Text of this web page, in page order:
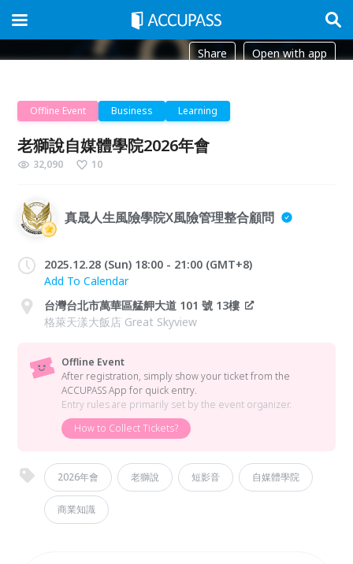
Share Open with app
Offline Event Business Learning
老獅說自媒體學院2026年會
32,090 10
真晟人生風險學院X風險管理整合顧問
2025.12.28 (Sun) 18:00 - 21:00 (GMT+8)
Add To Calendar
台灣台北市萬華區艋舺大道 101 號 13樓
格萊天漾大飯店 Great Skyview
Offline Event
After registration, simply show your ticket from the
ACCUPASS App for quick entry.
Entry rules are primarily set by the event organizer.
How to Collect Tickets?
2026年會 老獅說 短影音 自媒體學院
商業知識